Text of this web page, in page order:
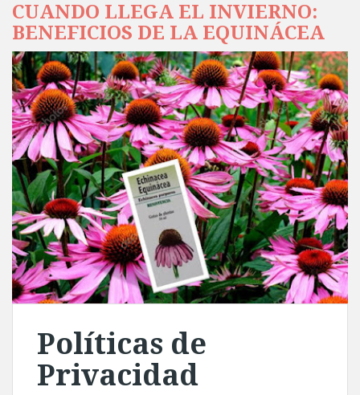
CUANDO LLEGA EL INVIERNO:
BENEFICIOS DE LA EQUINÁCEA
Políticas de
Privacidad